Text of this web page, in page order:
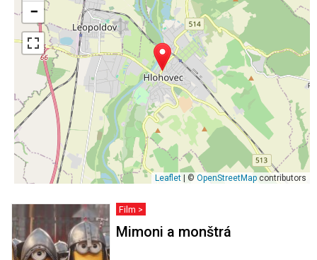
−
Leaflet | © OpenStreetMap contributors
Film >
Mimoni a monštrá